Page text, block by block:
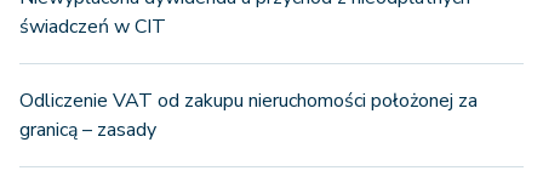
świadczeń w CIT
Odliczenie VAT od zakupu nieruchomości położonej za
granicą – zasady